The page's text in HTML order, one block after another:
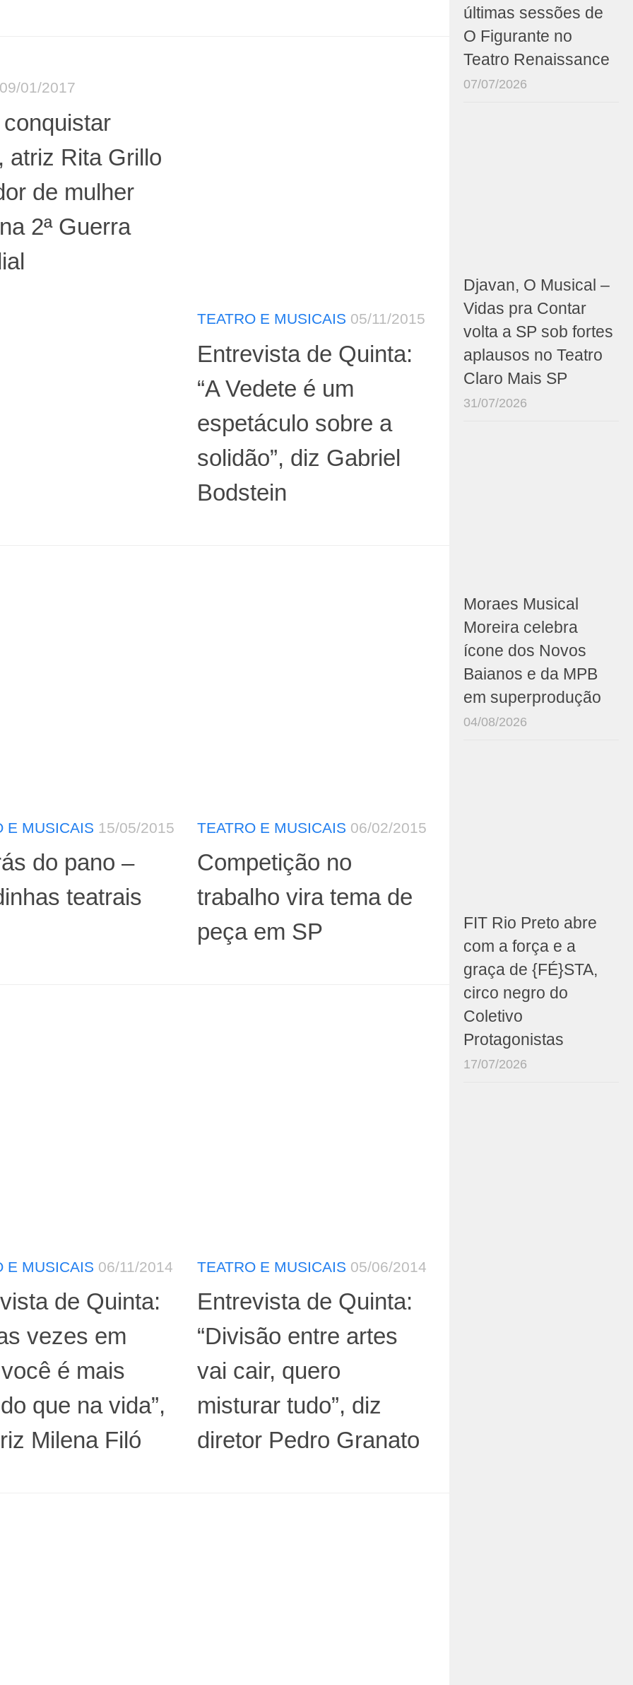
09/01/2017
atriz Rita Grillo
de mulher
2ª Guerra
TEATRO E MUSICAIS 05/11/2015
Entrevista de Quinta:
“A Vedete é um
espetáculo sobre a
solidão”, diz Gabriel
Bodstein
E MUSICAIS 15/05/2015
do pano –
teatrais
TEATRO E MUSICAIS 06/02/2015
Competição no
trabalho vira tema de
peça em SP
E MUSICAIS 06/11/2014
de Quinta:
vezes em
é mais
que na vida”,
Milena Filó
TEATRO E MUSICAIS 05/06/2014
Entrevista de Quinta:
“Divisão entre artes
vai cair, quero
misturar tudo”, diz
diretor Pedro Granato
últimas sessões de
O Figurante no
Teatro Renaissance
07/07/2026
Djavan, O Musical –
Vidas pra Contar
volta a SP sob fortes
aplausos no Teatro
Claro Mais SP
31/07/2026
Moraes Musical
Moreira celebra
ícone dos Novos
Baianos e da MPB
em superprodução
04/08/2026
FIT Rio Preto abre
com a força e a
graça de {FÉ}STA,
circo negro do
Coletivo
Protagonistas
17/07/2026